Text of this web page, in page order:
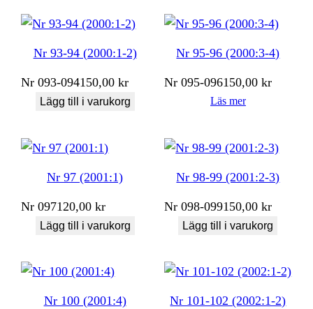
Nr 93-94 (2000:1-2)
Nr 093-094150,00kr
Lägg till i varukorg
Nr 95-96 (2000:3-4)
Nr 095-096150,00kr
Läs mer
Nr 97 (2001:1)
Nr 097120,00kr
Lägg till i varukorg
Nr 98-99 (2001:2-3)
Nr 098-099150,00kr
Lägg till i varukorg
Nr 100 (2001:4) Nr 101-102 (2002:1-2)